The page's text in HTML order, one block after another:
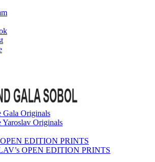
Gala Originals
Yaroslav Originals
EDITION PRINTS
OPEN EDITION PRINTS